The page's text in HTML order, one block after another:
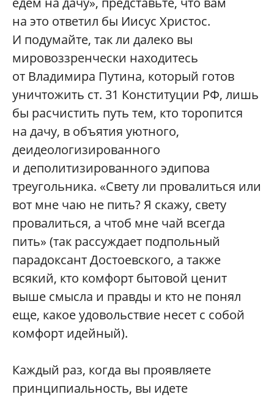
на это ответил бы Иисус Христос.
И подумайте, так ли далеко вы
мировоззренчески находитесь
от Владимира Путина, который готов
уничтожить ст. 31 Конституции РФ, лишь
бы расчистить путь тем, кто торопится
на дачу, в объятия уютного,
деидеологизированного
и деполитизированного эдипова
треугольника. «Свету ли провалиться или
вот мне чаю не пить? Я скажу, свету
провалиться, а чтоб мне чай всегда
пить» (так рассуждает подпольный
парадоксант Достоевского, а также
всякий, кто комфорт бытовой ценит
выше смысла и правды и кто не понял
еще, какое удовольствие несет с собой
комфорт идейный).
Каждый раз, когда вы проявляете
принципиальность, вы идете